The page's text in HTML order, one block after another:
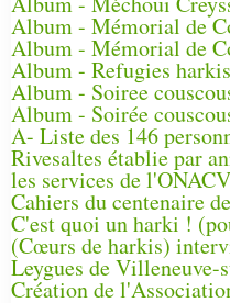
Album - Mémorial de
Album - Mémorial de
Album - Refugies
Album - Soiree
Album - Soirée
A- Liste des 146
Rivesaltes établie par
les services de
Cahiers du centenaire
C'est quoi un harki !
(Cœurs de harkis)
Leygues de Villeneuve-
Création de